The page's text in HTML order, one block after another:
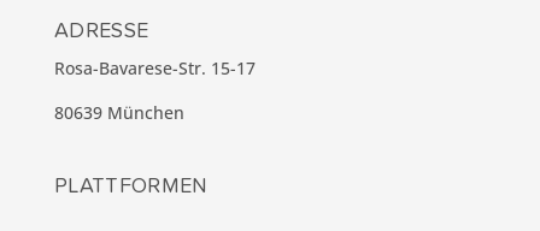
ADRESSE
Rosa-Bavarese-Str. 15-17
80639 München
PLATTFORMEN